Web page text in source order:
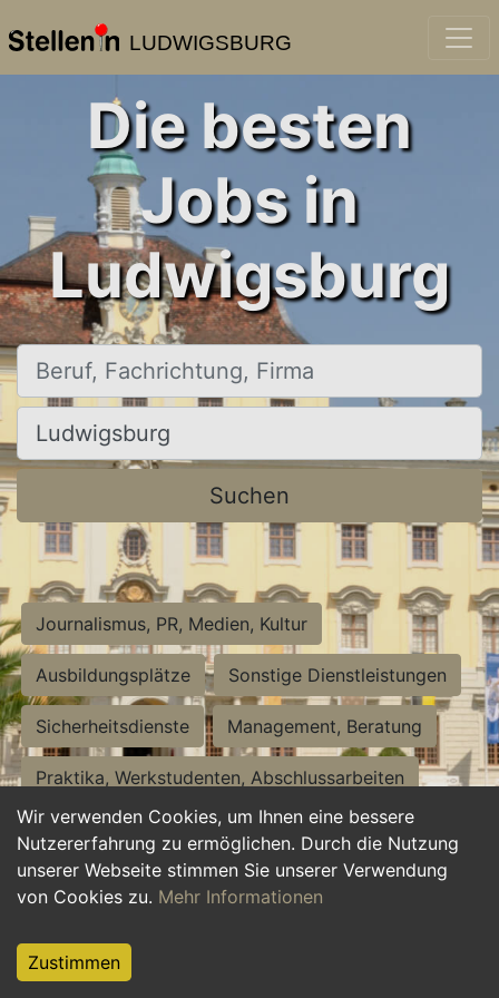
LUDWIGSBURG
Wir verwenden Cookies, um Ihnen eine bessere
Nutzererfahrung zu ermöglichen. Durch die Nutzung
unserer Webseite stimmen Sie unserer Verwendung
von Cookies zu. Mehr Informationen
Zustimmen
Die besten
Jobs in
Ludwigsburg
Beruf, Fachrichtung, Firma
Ort, Stadt
Suchen
Journalismus, PR, Medien, Kultur
Ausbildungsplätze Sonstige Dienstleistungen
Sicherheitsdienste Management, Beratung
Praktika, Werkstudenten, Abschlussarbeiten
Personalwesen Assistenz, Sekretariat
Hilfskräfte, Aushilfs- und Nebenjobs
Weiterbildung, Studium, duale Ausbildung